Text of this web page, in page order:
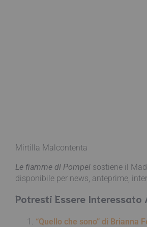
Mirtilla Malcontenta
Le fiamme di Pompei sostiene il
disponibile per news, anteprime,
Potresti Essere Interessato
“Quello che sono” di Brianna